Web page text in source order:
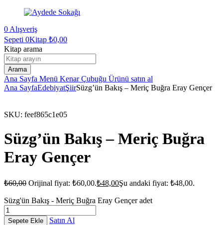
0 Alışveriş
Sepeti 0Kitap ₺0,00
Kitap arama
Arama
Ana Sayfa Menü Kenar Çubuğu Ürünü satın al
Ana SayfaEdebiyatŞiirSüzg’ün Bakış – Meriç Buğra Eray Gençer
SKU: feef865c1e05
Süzg’ün Bakış – Meriç Buğra
Eray Gençer
₺60,00 Orijinal fiyat: ₺60,00.₺48,00Şu andaki fiyat: ₺48,00.
Süzg'ün Bakış - Meriç Buğra Eray Gençer adet
Sepete Ekle
Satın Al